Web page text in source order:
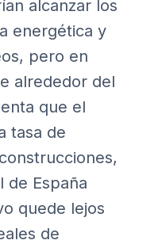
alcanzar los
energética y
pero en
alrededor del
que el
tasa de
de España
quede lejos
de